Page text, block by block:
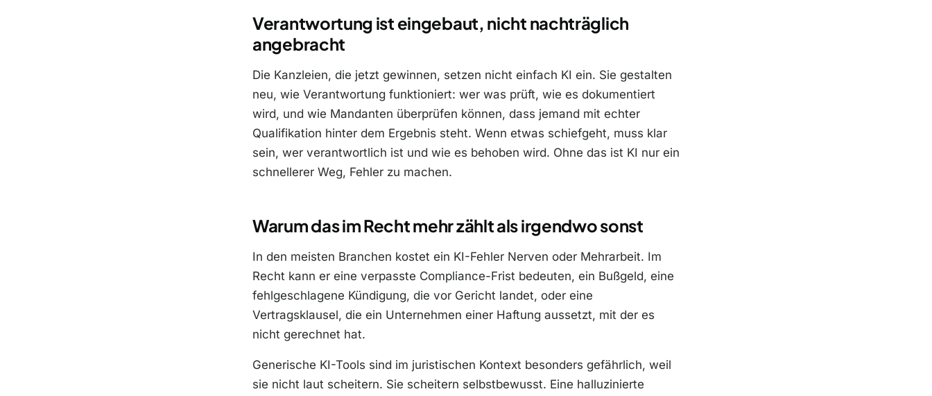
Verantwortung ist eingebaut, nicht nachträglich
angebracht
Die Kanzleien, die jetzt gewinnen, setzen nicht einfach KI ein. Sie gestalten
neu, wie Verantwortung funktioniert: wer was prüft, wie es dokumentiert
wird, und wie Mandanten überprüfen können, dass jemand mit echter
Qualifikation hinter dem Ergebnis steht. Wenn etwas schiefgeht, muss klar
sein, wer verantwortlich ist und wie es behoben wird. Ohne das ist KI nur ein
schnellerer Weg, Fehler zu machen.
Warum das im Recht mehr zählt als irgendwo sonst
In den meisten Branchen kostet ein KI-Fehler Nerven oder Mehrarbeit. Im
Recht kann er eine verpasste Compliance-Frist bedeuten, ein Bußgeld, eine
fehlgeschlagene Kündigung, die vor Gericht landet, oder eine
Vertragsklausel, die ein Unternehmen einer Haftung aussetzt, mit der es
nicht gerechnet hat.
Generische KI-Tools sind im juristischen Kontext besonders gefährlich, weil
sie nicht laut scheitern. Sie scheitern selbstbewusst. Eine halluzinierte